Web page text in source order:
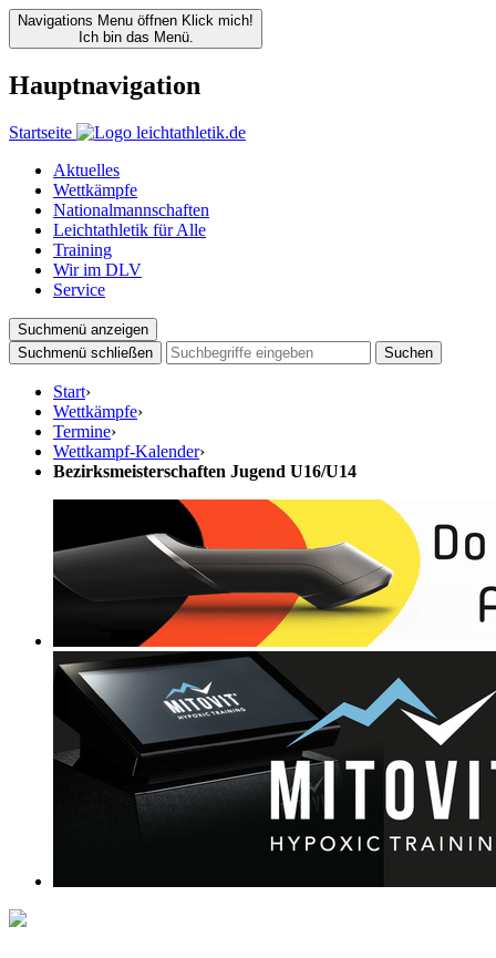
Navigations Menu öffnen Klick mich!
Ich bin das Menü.
Hauptnavigation
Startseite
Aktuelles
Wettkämpfe
Nationalmannschaften
Leichtathletik für Alle
Training
Wir im DLV
Service
Suchmenü anzeigen
Suchmenü schließen
Suchen
Start›
Wettkämpfe›
Termine›
Wettkampf-Kalender›
Bezirksmeisterschaften Jugend U16/U14